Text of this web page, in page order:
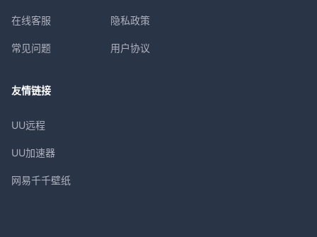
在线客服
常见问题
隐私政策
用户协议
友情链接
UU远程
UU加速器
网易千千壁纸